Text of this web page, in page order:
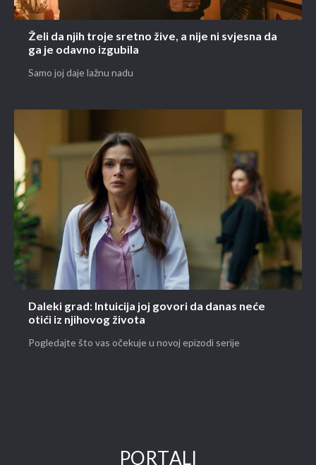
Želi da njih troje sretno žive, a nije ni svjesna da
ga je odavno izgubila
Samo joj daje lažnu nadu
Daleki grad: Intuicija joj govori da danas neće
otići iz njihovog života
Pogledajte što vas očekuje u novoj epizodi serije
PORTALI